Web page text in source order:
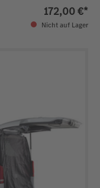
172,00 €*
Nicht auf Lager